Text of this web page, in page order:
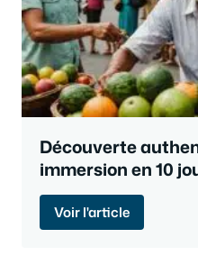
Découverte
immersion en 10
Voir l'article